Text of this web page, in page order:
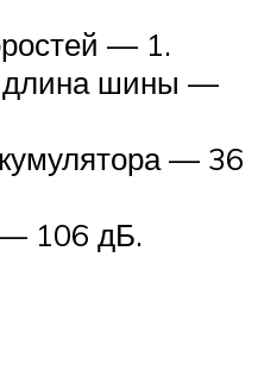
— 1.
длина шины —
— 36
106 дБ.